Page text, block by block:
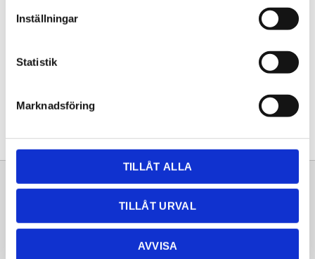
Inställningar
Statistik
Marknadsföring
TILLÅT ALLA
TILLÅT URVAL
AVVISA
Lagervara
Artikelnr
20261295
Sortiment Information
Frågor & svar